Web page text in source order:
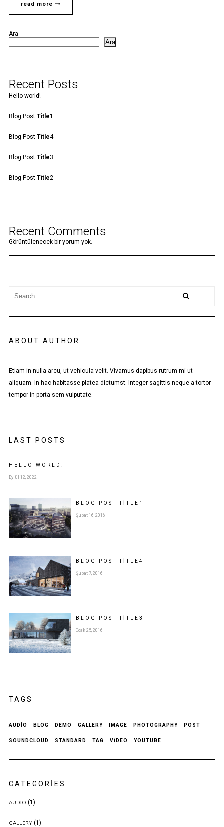
read more
Ara
Ara
Recent Posts
Hello world!
Blog Post Title1
Blog Post Title4
Blog Post Title3
Blog Post Title2
Recent Comments
Görüntülenecek bir yorum yok.
ABOUT AUTHOR
Etiam in nulla arcu, ut vehicula velit. Vivamus dapibus rutrum mi ut
aliquam. In hac habitasse platea dictumst. Integer sagittis neque a tortor
tempor in porta sem vulputate.
LAST POSTS
HELLO WORLD!
Eylül 12, 2022
BLOG POSTTITLE 1
Şubat 16, 2016
BLOG POSTTITLE 4
Şubat 7, 2016
BLOG POSTTITLE 3
Ocak 25, 2016
TAGS
AUDIO BLOG DEMO GALLERY IMAGE PHOTOGRAPHY POST
SOUNDCLOUD STANDARD TAG VIDEO YOUTUBE
CATEGORIES
AUDIO (1)
GALLERY(1)